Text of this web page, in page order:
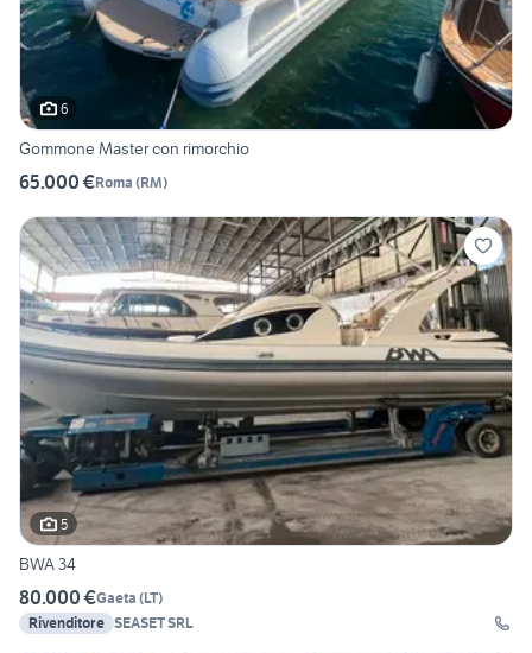
6
Gommone Master con rimorchio
65.000 €Roma (RM)
5
BWA 34
80.000 €Gaeta (LT)
Rivenditore SEASET SRL